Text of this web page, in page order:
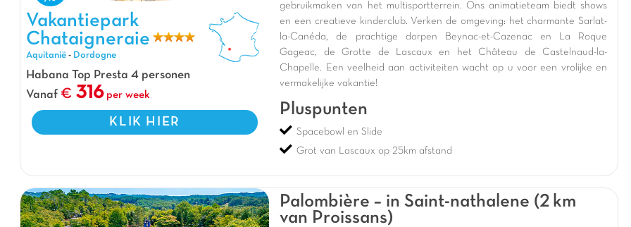
Vakantiepark Chataigneraie, Vakantiepark Aquitanië
Vakantiepark
Chataigneraie
Aquitanië - Dordogne
Habana Top Presta 4 personen
Vanaf
316 per week
KLIK HIER
gebruikmaken van het multisportterrein. Ons animatieteam biedt shows
en een creatieve kinderclub. Verken de omgeving: het charmante Sarlat-
la-Canéda, de prachtige dorpen Beynac-et-Cazenac en La Roque
Gageac, de Grotte de Lascaux en het Château de Castelnaud-la-
Chapelle. Een veelheid aan activiteiten wacht op u voor een vrolijke en
vermakelijke vakantie!
Pluspunten
Spacebowl en Slide
Grot van Lascaux op 25km afstand
Palombière – in Saint-nathalene (2 km
van Proissans)